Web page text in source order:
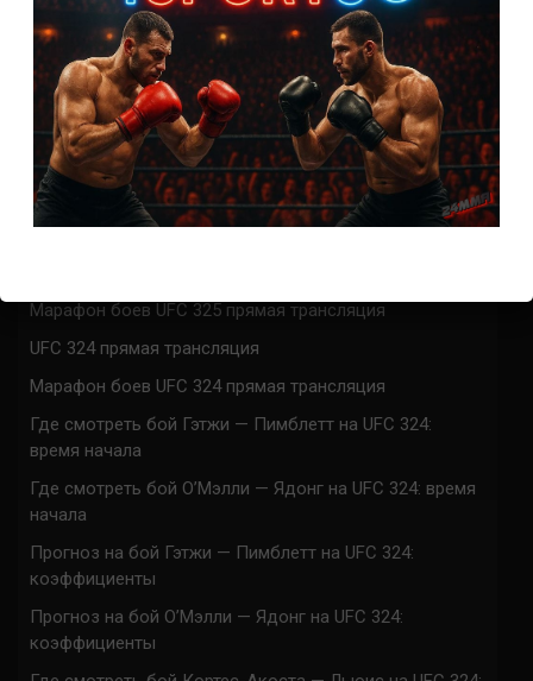
Маки Питоло – Импа Касанганай
5 лет тому назад Решит Сабитов
(далее…)
СВЕЖИЕ ЗАПИСИ
Марафон боев UFC 325 прямая трансляция
UFC 324 прямая трансляция
Марафон боев UFC 324 прямая трансляция
Где смотреть бой Гэтжи — Пимблетт на UFC 324:
время начала
Где смотреть бой О’Мэлли — Ядонг на UFC 324: время
начала
Прогноз на бой Гэтжи — Пимблетт на UFC 324:
коэффициенты
Прогноз на бой О’Мэлли — Ядонг на UFC 324:
коэффициенты